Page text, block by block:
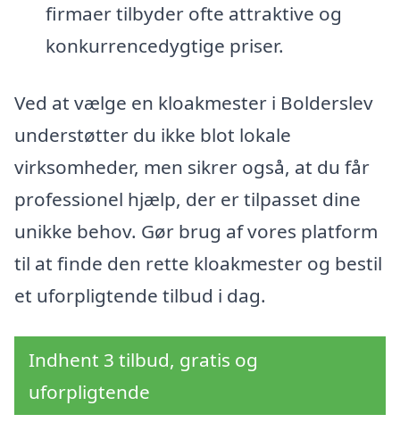
firmaer tilbyder ofte attraktive og
konkurrencedygtige priser.
Ved at vælge en kloakmester i Bolderslev
understøtter du ikke blot lokale
virksomheder, men sikrer også, at du får
professionel hjælp, der er tilpasset dine
unikke behov. Gør brug af vores platform
til at finde den rette kloakmester og bestil
et uforpligtende tilbud i dag.
Indhent 3 tilbud, gratis og
uforpligtende